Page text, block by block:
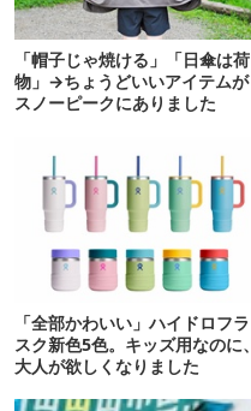
「帽子じゃ焼ける」「日傘は荷
物」→ちょうどいいアイテムが
スノーピークにありました
「全部かわいい」ハイドロフラ
スク新色5色。キッズ用なのに、
大人が欲しくなりました